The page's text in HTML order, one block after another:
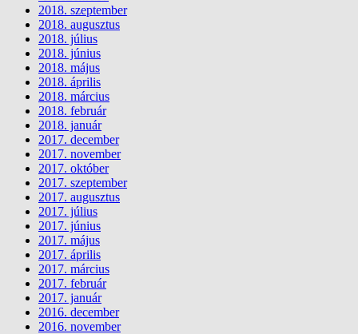
2018. szeptember
2018. augusztus
2018. július
2018. június
2018. május
2018. április
2018. március
2018. február
2018. január
2017. december
2017. november
2017. október
2017. szeptember
2017. augusztus
2017. július
2017. június
2017. május
2017. április
2017. március
2017. február
2017. január
2016. december
2016. november